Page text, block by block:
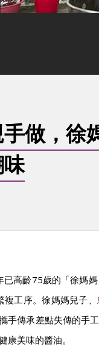
做，徐
已高齡75歲的「徐媽
工序。徐媽媽兒子、
手傳承差點失傳的手
康美味的醬油。